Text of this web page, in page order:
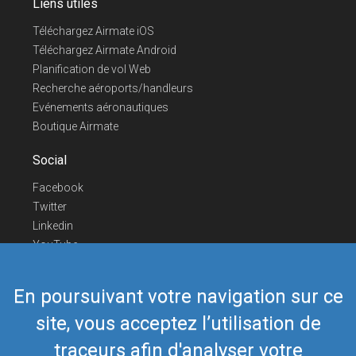
En poursuivant votre navigation sur ce
site, vous acceptez l’utilisation de
traceurs afin d'analyser votre
Liens utiles
Téléchargez Airmate iOS
Téléchargez Airmate Android
Planification de vol Web
Recherche aéroports/handleurs
Evénements aéronautiques
Boutique Airmate
Social
Facebook
Twitter
Linkedin
YouTube
Nous contacter
Téléphone Europe+352 26441835
Téléphone US/Canada418-592-8862